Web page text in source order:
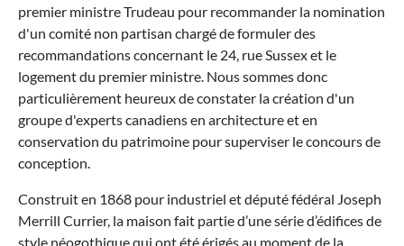
premier ministre Trudeau pour recommander la nomination
d'un comité non partisan chargé de formuler des
recommandations concernant le 24, rue Sussex et le
logement du premier ministre. Nous sommes donc
particulièrement heureux de constater la création d'un
groupe d'experts canadiens en architecture et en
conservation du patrimoine pour superviser le concours de
conception.
Construit en 1868 pour industriel et député fédéral Joseph
Merrill Currier, la maison fait partie d’une série d’édifices de
style néogothique qui ont été érigés au moment de la